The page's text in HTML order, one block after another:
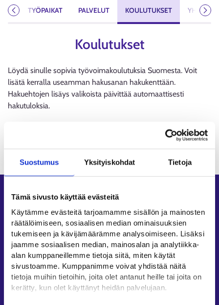
Suostumus Yksityiskohdat Tietoja
Tämä sivusto käyttää evästeitä
Käytämme evästeitä tarjoamamme sisällön ja mainosten
räätälöimiseen, sosiaalisen median ominaisuuksien
tukemiseen ja kävijämäärämme analysoimiseen. Lisäksi
jaamme sosiaalisen median, mainosalan ja analytiikka-
alan kumppaneillemme tietoja siitä, miten käytät
sivustoamme. Kumppanimme voivat yhdistää näitä
tietoja muihin tietoihin, joita olet antanut heille tai joita on
kerätty, kun olet käyttänyt heidän palvelujaan.
TYÖPAIKAT PALVELUT KOULUTUKSET
Edellinen
Koulutukset
Löydä sinulle sopivia työvoimakoulutuksia Suomesta. Voit
lisätä kerralla useamman hakusanan hakukenttään.
Hakuehtojen lisäys valikoista päivittää automaattisesti
hakutuloksia.
Oikopolut
Asiointi
Oma työpolku
Työnhakuprofiili
Avoimet työpaikat
Tietoa muilla kielillä
Asiakaspalvelu